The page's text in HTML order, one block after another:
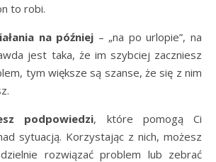
to robi.
na później – „na po urlopie”, na
jest taka, że im szybciej zaczniesz
tym większe są szanse, że się z nim
podpowiedzi, które pomogą Ci
sytuacją. Korzystając z nich, możesz
rozwiązać problem lub zebrać